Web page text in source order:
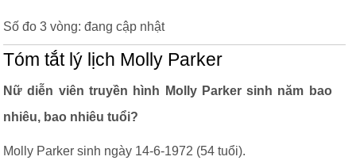
Số đo 3 vòng: đang cập nhật
Tóm tắt lý lịch Molly Parker
Nữ diễn viên truyền hình Molly Parker sinh năm bao
nhiêu, bao nhiêu tuổi?
Molly Parker sinh ngày 14-6-1972 (54 tuổi).